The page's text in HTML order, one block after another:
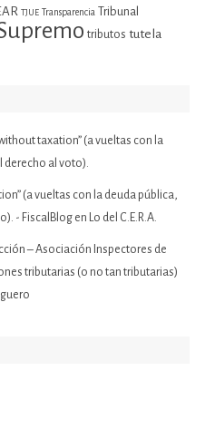
TJUE Transparencia Tribunal
tributos tutela
taxation” (a vueltas con la
derecho al voto).
(a vueltas con la deuda pública,
- FiscalBlog en Lo del C.E.R.A.
– Asociación Inspectores de
tributarias (o no tan tributarias)